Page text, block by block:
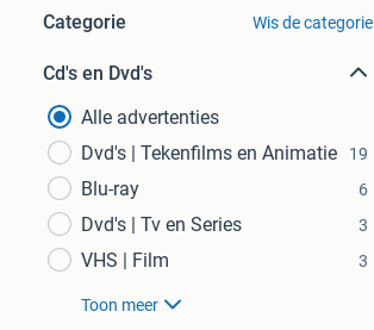
Categorie Wis de categorie
Cd's en Dvd's
Alle advertenties
Dvd's | Tekenfilms en Animatie
19
Blu-ray 6
Dvd's | Tv en Series 3
VHS | Film 3
Toon meer